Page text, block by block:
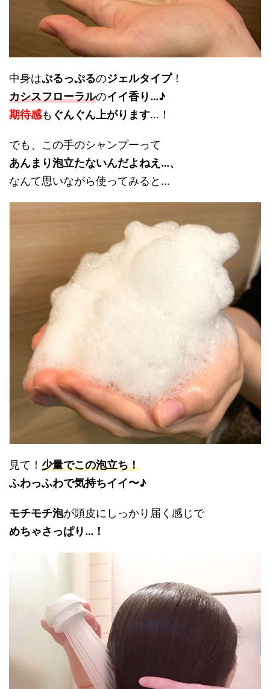
中身はぷるっぷるのジェルタイプ！
カシスフローラルのイイ香り…♪
期待感も ぐんぐん上がります…！
でも、この手のシャンプーって
あんまり泡立たないんだよねえ…、
なんて思いながら使ってみると…
見て！ 少量でこの泡立ち！
ふわっふわで気持ちイイ〜♪
モチモチ泡が頭皮にしっかり届く感じで
めちゃさっぱり…！